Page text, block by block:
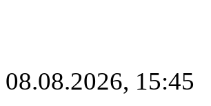
08.08.2026, 15:45